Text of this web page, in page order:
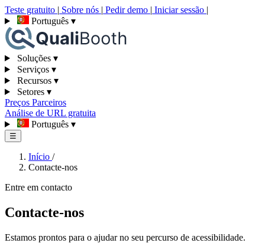
Teste gratuito | Sobre nós | Pedir demo | Iniciar sessão |
Português ▾
Soluções ▾
Serviços ▾
Recursos ▾
Setores ▾
Preços Parceiros
Análise de URL gratuita
Português ▾
☰
Início /
Contacte-nos
Entre em contacto
Contacte-nos
Estamos prontos para o ajudar no seu percurso de acessibilidade.